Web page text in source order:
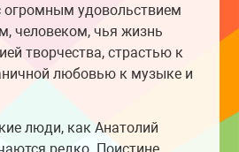
удовольствием
человеком, чья жизнь
творчества, страстью к
любовью к музыке и
люди, как Анатолий
редко. Поистине